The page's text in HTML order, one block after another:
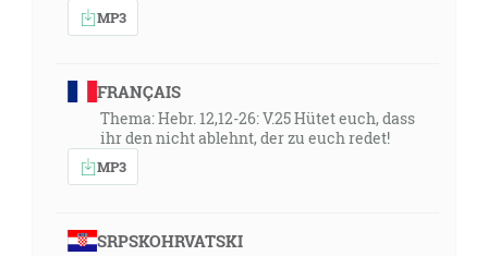
MP3
FRANÇAIS
Thema: Hebr. 12,12-26: V.25 Hütet euch, dass
ihr den nicht ablehnt, der zu euch redet!
MP3
SRPSKOHRVATSKI